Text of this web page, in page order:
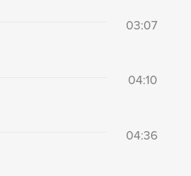
03:07
04:10
04:36